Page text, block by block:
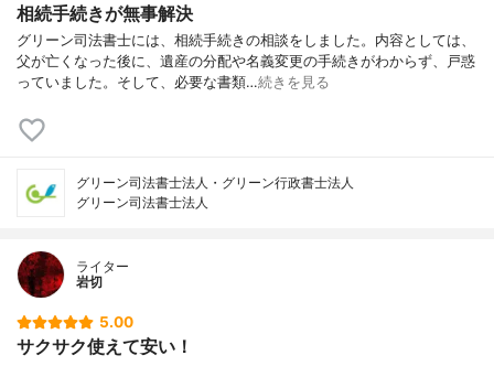
相続手続きが無事解決
グリーン司法書士には、相続手続きの相談をしました。内容としては、
父が亡くなった後に、遺産の分配や名義変更の手続きがわからず、戸惑
っていました。そして、必要な書類…続きを見る
グリーン司法書士法人・グリーン行政書士法人
グリーン司法書士法人
ライター
岩切
5.00
サクサク使えて安い！